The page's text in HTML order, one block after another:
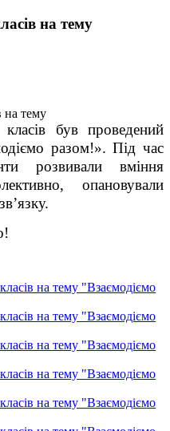
на тему
був проведений
разом!». Під час
розвивали вміння
опановували